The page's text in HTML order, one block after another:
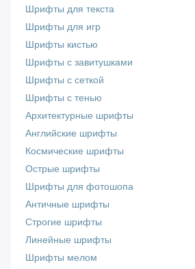
Шрифты для текста
Шрифты для игр
Шрифты кистью
Шрифты с завитушками
Шрифты с сеткой
Шрифты с тенью
Архитектурные шрифты
Английские шрифты
Космические шрифты
Острые шрифты
Шрифты для фотошопа
Античные шрифты
Строгие шрифты
Линейные шрифты
Шрифты мелом